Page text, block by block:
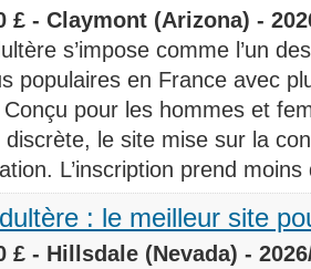
£ - Claymont (Arizona) -
s’impose comme l’un
populaires en France avec
pour les hommes et
discrète, le site mise sur la
L’inscription prend
: le meilleur site
£ - Hillsdale (Nevada) -